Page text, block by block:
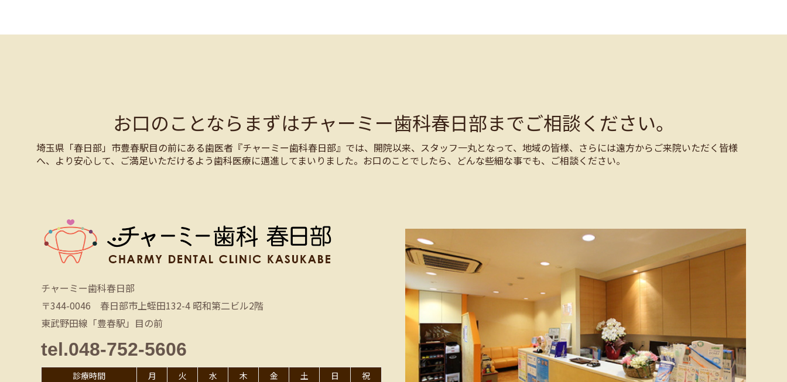
お口のことならまずはチャーミー歯科春日部までご相談ください。
埼玉県「春日部」市豊春駅目の前にある歯医者『チャーミー歯科春日部』では、開院以来、スタッフ一丸となって、地域の皆様、さらには遠方からご来院いただく皆様
へ、より安心して、ご満足いただけるよう歯科医療に邁進してまいりました。お口のことでしたら、どんな些細な事でも、ご相談ください。
チャーミー歯科春日部
〒344-0046 春日部市上蛭田132-4 昭和第二ビル2階
東武野田線「豊春駅」目の前
tel.048-752-5606
診療時間 月 火 水 木 金 土 日
祝